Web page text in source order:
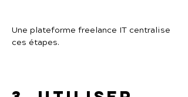
Une plateforme freelance IT centralise
ces étapes.